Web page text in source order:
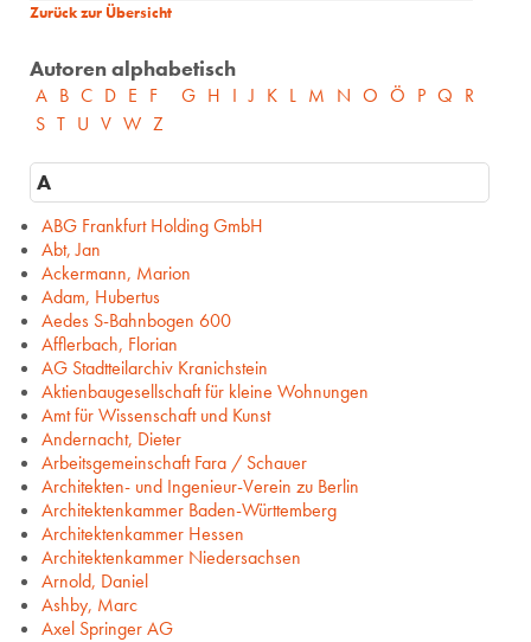
Zurück zur Übersicht
Autoren alphabetisch
A B C D E F G H I J K L M N O Ö P Q R
S T U V W Z
A
ABG Frankfurt Holding GmbH
Abt, Jan
Ackermann, Marion
Adam, Hubertus
Aedes S-Bahnbogen 600
Afflerbach, Florian
AG Stadtteilarchiv Kranichstein
Aktienbaugesellschaft für kleine Wohnungen
Amt für Wissenschaft und Kunst
Andernacht, Dieter
Arbeitsgemeinschaft Fara / Schauer
Architekten- und Ingenieur-Verein zu Berlin
Architektenkammer Baden-Württemberg
Architektenkammer Hessen
Architektenkammer Niedersachsen
Arnold, Daniel
Ashby, Marc
Axel Springer AG